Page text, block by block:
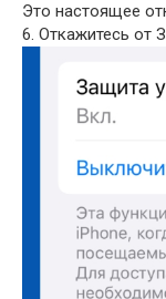
Это настоящее
6. Откажитесь от